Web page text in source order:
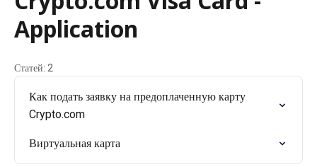
Application
Статей: 2
Как подать заявку на предоплаченную карту
Crypto.com
Виртуальная карта